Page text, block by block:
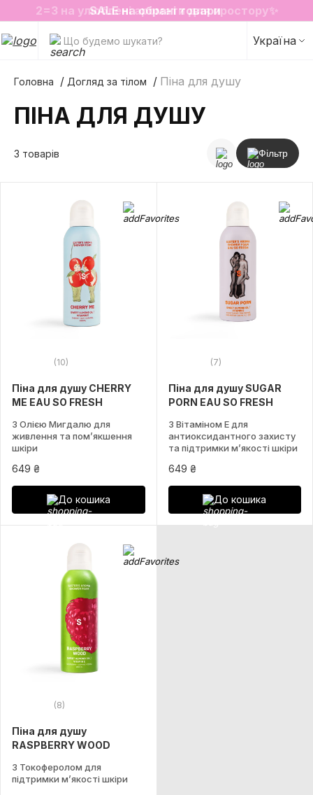
2=3 на улюблені аромати для простору✨
SALE на обрані товари
Що будемо шукати? Україна
Головна Догляд за тілом Піна для душу
ПІНА ДЛЯ ДУШУ
3 товарів Фільтр
(10)
Піна для душу CHERRY
ME EAU SO FRESH
З Олією Мигдалю для
живлення та пом’якшення
шкіри
649 ₴
До кошика
(7)
Піна для душу SUGAR
PORN EAU SO FRESH
З Вітаміном Е для
антиоксидантного захисту
та підтримки м’якості шкіри
649 ₴
До кошика
(8)
Піна для душу
RASPBERRY WOOD
З Токоферолом для
підтримки м’якості шкіри